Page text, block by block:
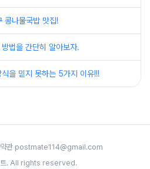
콩나물국밥 맛집!
법을 간단히 알아보자.
을 믿지 못하는 5가지 이유!!!
관·postmate114@gmail.com
트. All rights reserved.